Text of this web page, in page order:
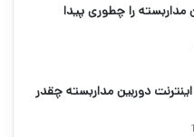
مداربسته را چطوری پیدا
دوربین مداربسته چقدر